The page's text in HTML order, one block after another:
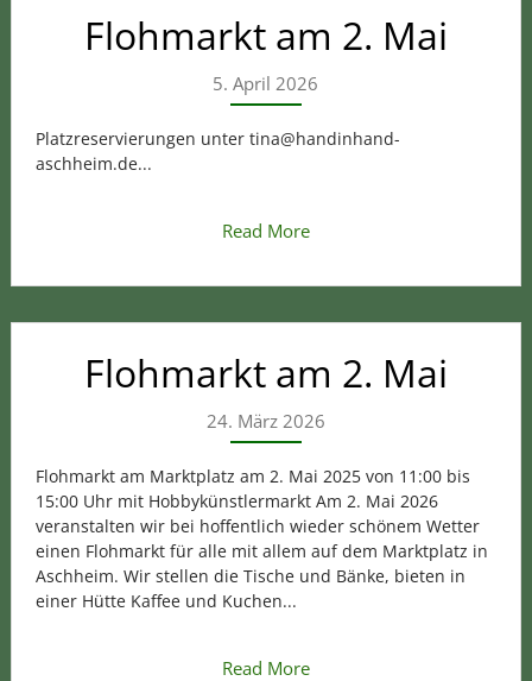
Flohmarkt am 2. Mai
5. April 2026
Platzreservierungen unter tina@handinhand-
aschheim.de...
Read More
Flohmarkt am 2. Mai
24. März 2026
Flohmarkt am Marktplatz am 2. Mai 2025 von 11:00 bis
15:00 Uhr mit Hobbykünstlermarkt Am 2. Mai 2026
veranstalten wir bei hoffentlich wieder schönem Wetter
einen Flohmarkt für alle mit allem auf dem Marktplatz in
Aschheim. Wir stellen die Tische und Bänke, bieten in
einer Hütte Kaffee und Kuchen...
Read More